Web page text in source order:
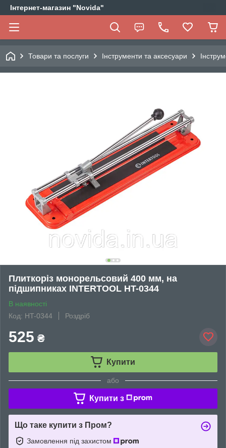
Інтернет-магазин "Novida"
Товари та послуги Інструменти та аксесуари
Плиткоріз монорельсовий 400 мм, на
підшипниках INTERTOOL HT-0344
В наявності
Код: HT-0344
Роздріб
525 ₴
Купити
або
Купити з
Що таке купити з Пром?
Замовлення під захистом